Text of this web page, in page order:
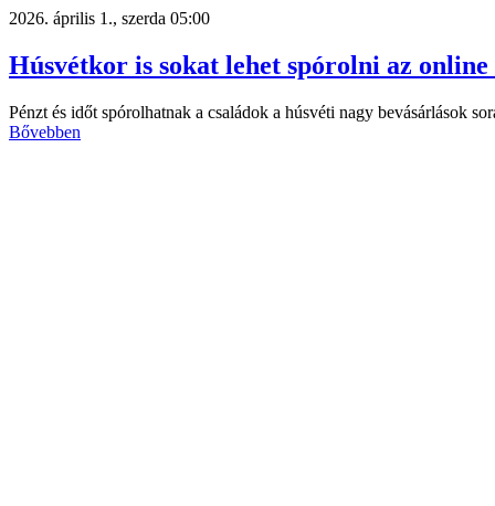
2026. április 1., szerda 05:00
Húsvétkor is sokat lehet spórolni az
Pénzt és időt spórolhatnak a családok a húsvéti nagy bevásárlások
Bővebben